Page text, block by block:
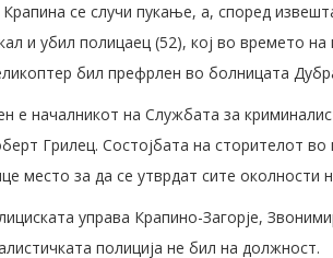
се случи пукање, а, според
и убил полицаец (52), кој во времето
бил префрлен во болницата
е началникот на Службата за
Грилец. Состојбата на сторителот
место за да се утврдат сите околности
управа Крапино-Загорје,
полиција не бил на должност.